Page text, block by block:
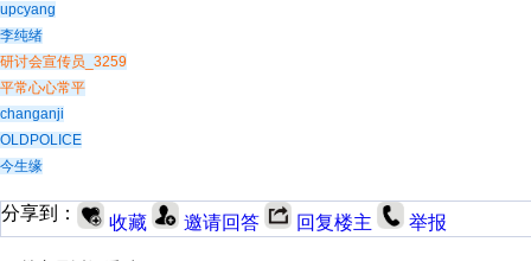
upcyang
李纯绪
研讨会宣传员_3259
平常心心常平
changanji
OLDPOLICE
今生缘
分享到： 收藏 邀请回答 回复楼主 举报